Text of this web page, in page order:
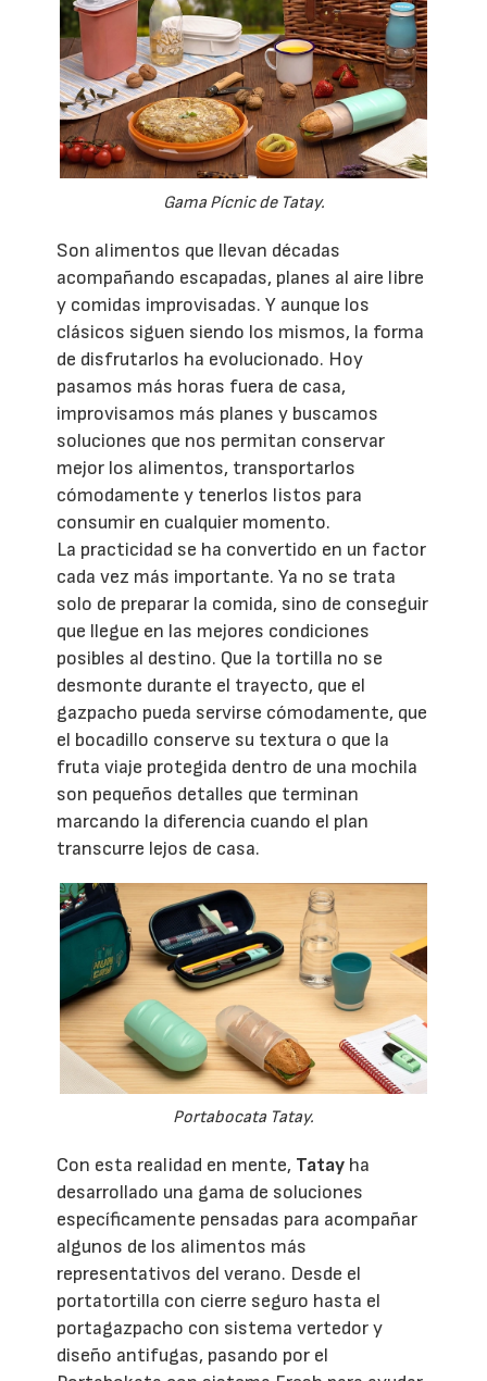
Gama Pícnic de Tatay.
Son alimentos que llevan décadas
acompañando escapadas, planes al aire libre
y comidas improvisadas. Y aunque los
clásicos siguen siendo los mismos, la forma
de disfrutarlos ha evolucionado. Hoy
pasamos más horas fuera de casa,
improvisamos más planes y buscamos
soluciones que nos permitan conservar
mejor los alimentos, transportarlos
cómodamente y tenerlos listos para
consumir en cualquier momento.
La practicidad se ha convertido en un factor
cada vez más importante. Ya no se trata
solo de preparar la comida, sino de conseguir
que llegue en las mejores condiciones
posibles al destino. Que la tortilla no se
desmonte durante el trayecto, que el
gazpacho pueda servirse cómodamente, que
el bocadillo conserve su textura o que la
fruta viaje protegida dentro de una mochila
son pequeños detalles que terminan
marcando la diferencia cuando el plan
transcurre lejos de casa.
Portabocata Tatay.
Con esta realidad en mente, Tatay ha
desarrollado una gama de soluciones
específicamente pensadas para acompañar
algunos de los alimentos más
representativos del verano. Desde el
portatortilla con cierre seguro hasta el
portagazpacho con sistema vertedor y
diseño antifugas, pasando por el